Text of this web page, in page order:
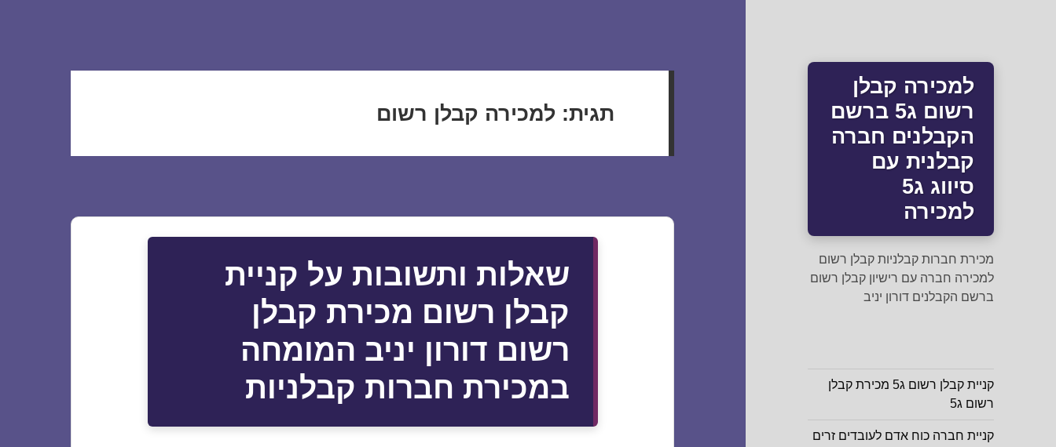
למכירה קבלן
רשום ג5 ברשם
הקבלנים חברה
קבלנית עם
סיווג ג5
למכירה
מכירת חברות קבלניות קבלן רשום
למכירה חברה עם רישיון קבלן רשום
ברשם הקבלנים דורון יניב
קניית קבלן רשום ג5 מכירת קבלן
רשום ג5
קניית חברה כוח אדם לעובדים זרים
תגית: למכירה קבלן רשום
שאלות ותשובות על קניית
קבלן רשום מכירת קבלן
רשום דורון יניב המומחה
במכירת חברות קבלניות